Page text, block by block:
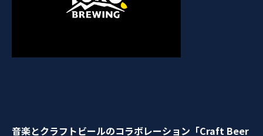
音楽とクラフトビールのコラボレーション「Craft Beer